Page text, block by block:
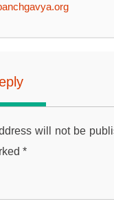
will not be
*